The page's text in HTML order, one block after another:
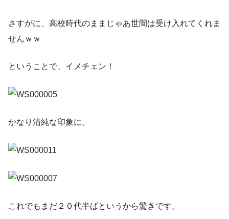
さすがに、高校時代のままじゃあ世間は受け入れてくれま
せんｗｗ
ということで、イメチェン！
かなり清純な印象に。
これでもまだ２０代半ばというから驚きです。